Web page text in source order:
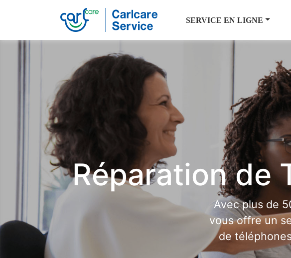
SERVICE EN LIGNE
Phone
repair
Réparation de
Avec plus de
vous offre un
de